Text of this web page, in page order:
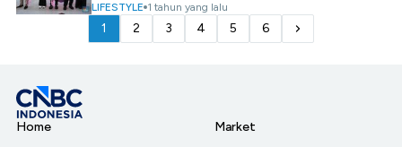
LIFESTYLE 1 tahun yang lalu
1 2 3 4 5 6
Home
Market